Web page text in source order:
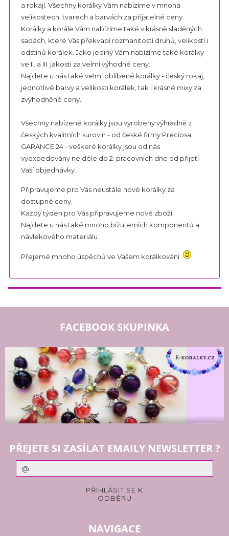
a rokajl. Všechny korálky Vám nabízíme v mnoha
velikostech, tvarech a barvách za přijatelné ceny.
Korálky a korále Vám nabízíme také v krásně sladěných
sadách, které Vás překvapí rozmanitostí druhů, velikostí i
odstínů korálek. Jako jediný Vám nabízíme také korálky
ve II. a III. jakosti za velmi výhodné ceny.
Najdete u nás také velmi oblíbené korálky - český rokaj,
jednotlivé barvy a velikosti korálek, tak i krásné mixy za
zvýhodněné ceny.
Všechny nabízené korálky jsou vyrobeny výhradně z
českých kvalitních surovin - od české firmy Preciosa.
GARANCE 24 - veškeré korálky jsou od nás
vyexpedovány nejdéle do 2. pracovních dne od přijetí
Vaší objednávky.
Připravujeme pro Vás neustále nové korálky za
dostupné ceny.
Každý týden pro Vás připravujeme nové zboží.
Najdete u nás také mnoho bižuterních komponentů a
návlekového materiálu
Přejemé mnoho úspěchů ve Vašem korálkování .
FACEBOOK SKUPINKA
PŘEJETE SI ZASÍLAT EMAILY NEWSLETTER ?
NAVIGACE